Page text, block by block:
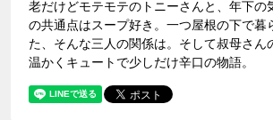
老だけどモテモテのトニーさんと、年下の
の共通点はスープ好き。一つ屋根の下で暮
た、そんな三人の関係は。そして叔母さ
温かくキュートで少しだけ辛口の物語。